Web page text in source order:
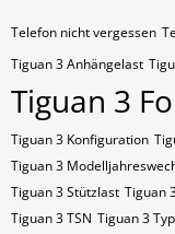
Telefon nicht vergessen
Tiguan 3 Anhängelast
Tiguan 3
Tiguan 3 Konfiguration
Tiguan 3
Tiguan 3 Stützlast Tiguan
Tiguan 3​​​​ TSN Tiguan 3​​​​